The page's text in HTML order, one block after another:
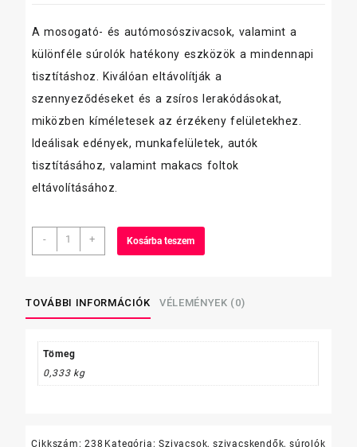
A mosogató- és autómosószivacsok, valamint a
különféle súrolók hatékony eszközök a mindennapi
tisztításhoz. Kiválóan eltávolítják a
szennyeződéseket és a zsíros lerakódásokat,
miközben kíméletesek az érzékeny felületekhez.
Ideálisak edények, munkafelületek, autók
tisztításához, valamint makacs foltok
eltávolításához.
-
Bonus
műanyag
db-
os
+ Kosárba teszem
TOVÁBBI INFORMÁCIÓK VÉLEMÉNYEK (0)
Tömeg
0,333 kg
Cikkszám:238 Kategória:Szivacsok, szivacskendők, súrolók